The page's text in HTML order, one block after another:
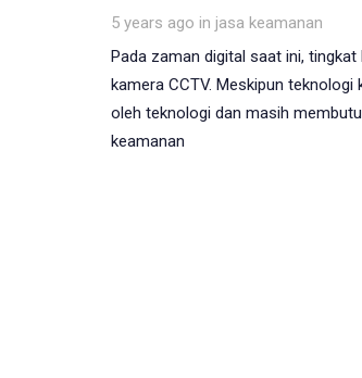
5 years ago in
Tags
jasa keamanan
Pada zaman digital saat ini,
kamera CCTV. Meskipun
oleh teknologi dan masih
keamanan